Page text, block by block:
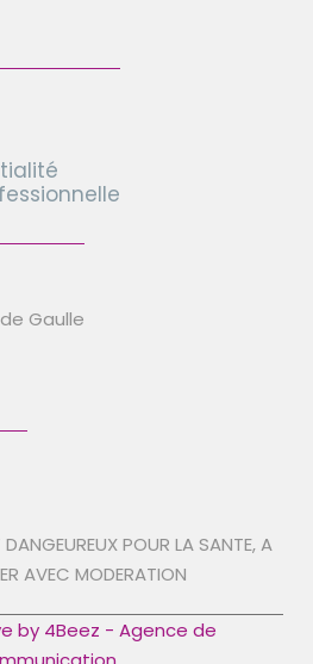
Gaulle
DANGEUREUX POUR LA SANTE, A
AVEC MODERATION
by 4Beez - Agence de